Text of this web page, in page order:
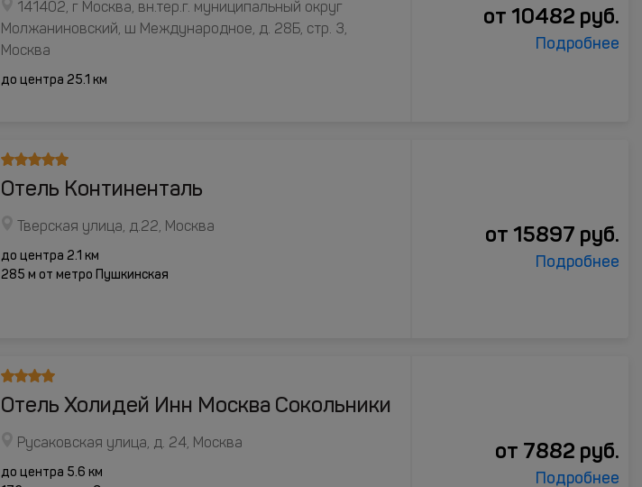
141402, г Москва, вн.тер.г. муниципальный округ
Молжаниновский, ш Международное, д. 28Б, стр. 3,
Москва
до центра 25.1 км
от 10482 руб.
Подробнее
Отель Континенталь
Тверская улица, д.22, Москва
до центра 2.1 км
285 м от метро Пушкинская
от 15897 руб.
Подробнее
Отель Холидей Инн Москва Сокольники
Русаковская улица, д. 24, Москва
до центра 5.6 км
от 7882 руб.
Подробнее